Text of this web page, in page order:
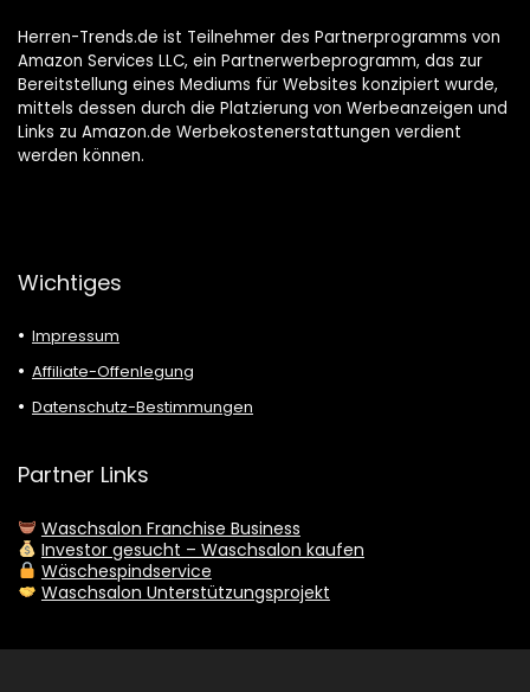
Herren-Trends.de ist Teilnehmer des Partnerprogramms von
Amazon Services LLC, ein Partnerwerbeprogramm, das zur
Bereitstellung eines Mediums für Websites konzipiert wurde,
mittels dessen durch die Platzierung von Werbeanzeigen und
Links zu Amazon.de Werbekostenerstattungen verdient
werden können.
Wichtiges
Impressum
Affiliate-Offenlegung
Datenschutz-Bestimmungen
Partner Links
Waschsalon Franchise Business
Investor gesucht – Waschsalon kaufen
Wäschespindservice
Waschsalon Unterstützungsprojekt